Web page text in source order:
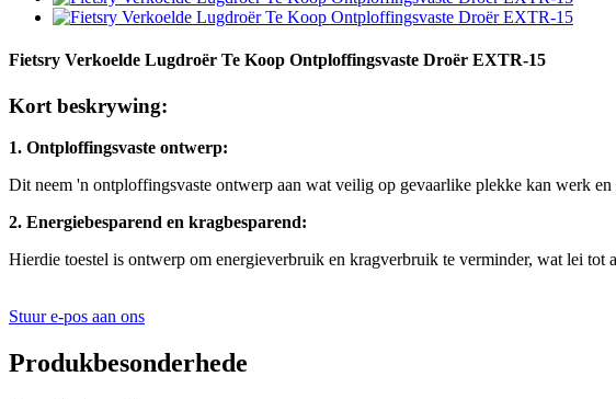
Fietsry Verkoelde Lugdroër Te Koop Ontploffingsvaste Droër EXTR-15
Kort beskrywing:
1. Ontploffingsvaste ontwerp:
Dit neem 'n ontploffingsvaste ontwerp aan wat veilig op gevaarlike plekke kan werk
2. Energiebesparend en kragbesparend:
Hierdie toestel is ontwerp om energieverbruik en kragverbruik te verminder, wat lei tot
Stuur e-pos aan ons
Produkbesonderhede